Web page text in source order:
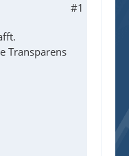
#1
Transparens